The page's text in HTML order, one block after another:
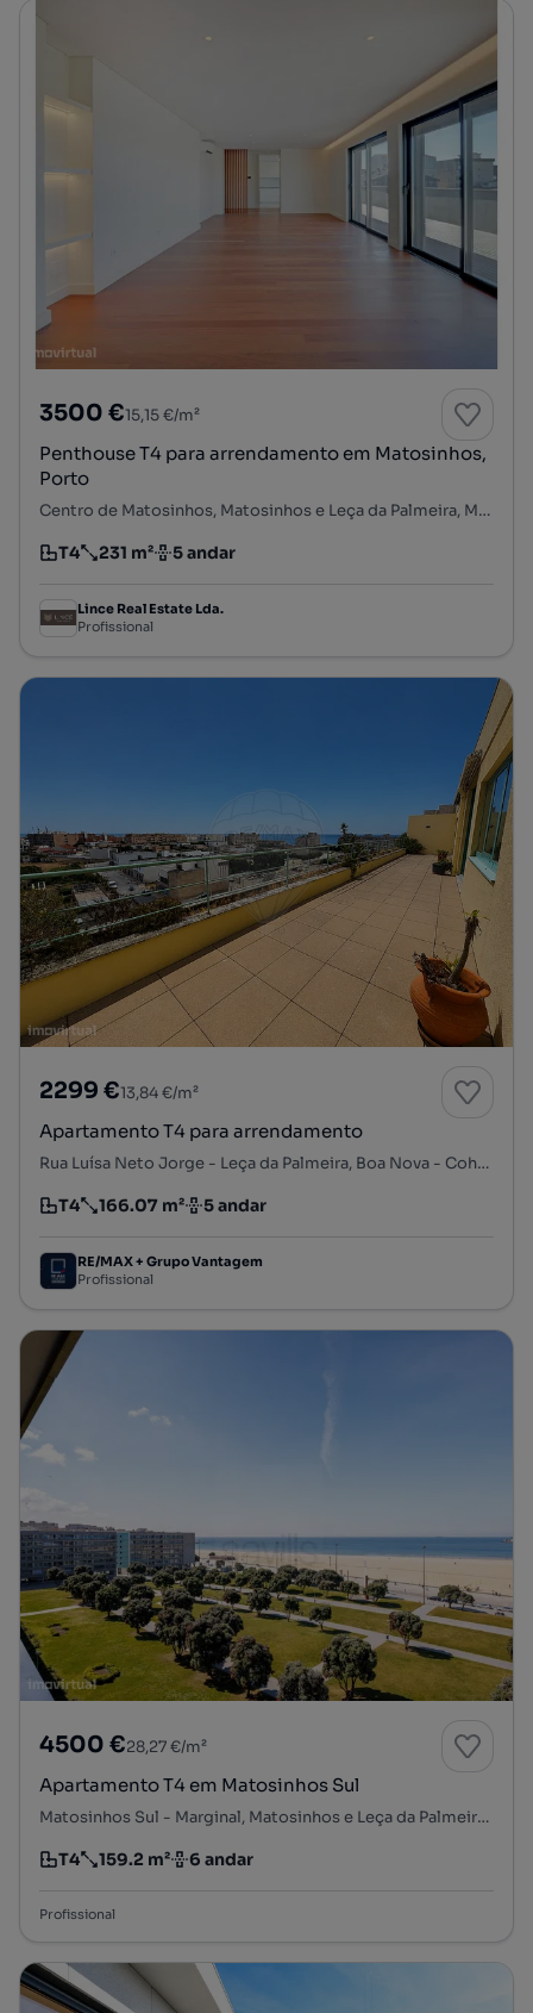
3500 €15,15 €/m²
Penthouse T4 para arrendamento em Matosinhos,
Porto
Centro de Matosinhos, Matosinhos e Leça da Palmeira, Matosinhos, Porto
Tipologia
T4
Preço por metro quadrado
231 m²
Andar 5 andar
Lince Real Estate Lda.
Profissional
2299 €13,84 €/m²
Apartamento T4 para arrendamento
Rua Luísa Neto Jorge - Leça da Palmeira, Boa Nova - Cohaemato - Sardoal, Matosinhos e Leça da Palmeira, Matosinhos, Porto
Tipologia
T4
Preço por metro quadrado
166.07 m²
Andar 5 andar
RE/MAX + Grupo Vantagem
Profissional
4500 €28,27 €/m²
Apartamento T4 em Matosinhos Sul
Matosinhos Sul - Marginal, Matosinhos e Leça da Palmeira, Matosinhos, Porto
Tipologia
T4
Preço por metro quadrado
159.2 m²
Andar 6 andar
Profissional